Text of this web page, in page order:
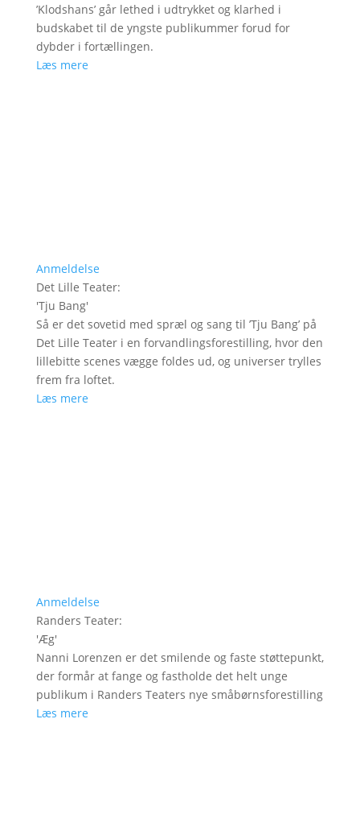
’Klodshans’ går lethed i udtrykket og klarhed i
budskabet til de yngste publikummer forud for
dybder i fortællingen.
Læs mere
Anmeldelse
Det Lille Teater:
'Tju Bang'
Så er det sovetid med spræl og sang til ’Tju Bang’ på
Det Lille Teater i en forvandlingsforestilling, hvor den
lillebitte scenes vægge foldes ud, og universer trylles
frem fra loftet.
Læs mere
Anmeldelse
Randers Teater:
'Æg'
Nanni Lorenzen er det smilende og faste støttepunkt,
der formår at fange og fastholde det helt unge
publikum i Randers Teaters nye småbørnsforestilling
Læs mere